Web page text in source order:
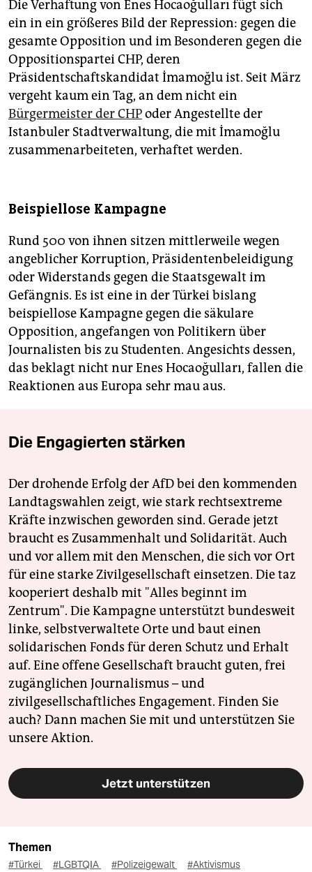
Die Verhaftung von Enes Hocaoğulları fügt sich
ein in ein größeres Bild der Repression: gegen die
gesamte Opposition und im Besonderen gegen die
Oppositionspartei CHP, deren
Präsidentschaftskandidat İmamoğlu ist. Seit März
vergeht kaum ein Tag, an dem nicht ein
Bürgermeister der CHPoder Angestellte der
Istanbuler Stadtverwaltung, die mit İmamoğlu
zusammenarbeiteten, verhaftet werden.
Beispiellose Kampagne
Rund 500 von ihnen sitzen mittlerweile wegen
angeblicher Korruption, Präsidentenbeleidigung
oder Widerstands gegen die Staatsgewalt im
Gefängnis. Es ist eine in der Türkei bislang
beispiellose Kampagne gegen die säkulare
Opposition, angefangen von Politikern über
Journalisten bis zu Studenten. Angesichts dessen,
das beklagt nicht nur Enes Hocaoğulları, fallen die
Reaktionen aus Europa sehr mau aus.
Die Engagierten stärken
Der drohende Erfolg der AfD bei den kommenden
Landtagswahlen zeigt, wie stark rechtsextreme
Kräfte inzwischen geworden sind. Gerade jetzt
braucht es Zusammenhalt und Solidarität. Auch
und vor allem mit den Menschen, die sich vor Ort
für eine starke Zivilgesellschaft einsetzen. Die taz
kooperiert deshalb mit "Alles beginnt im
Zentrum". Die Kampagne unterstützt bundesweit
linke, selbstverwaltete Orte und baut einen
solidarischen Fonds für deren Schutz und Erhalt
auf. Eine offene Gesellschaft braucht guten, frei
zugänglichen Journalismus – und
zivilgesellschaftliches Engagement. Finden Sie
auch? Dann machen Sie mit und unterstützen Sie
unsere Aktion.
Jetzt unterstützen
Themen
#Türkei #LGBTQIA #Polizeigewalt
#Aktivismus